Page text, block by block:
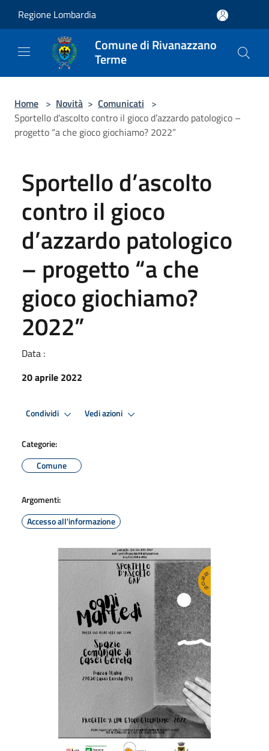
Regione Lombardia
Comune di Rivanazzano
Terme
Home > Novità > Comunicati >
Sportello d’ascolto contro il gioco d’azzardo patologico –
progetto “a che gioco giochiamo? 2022”
Sportello d’ascolto
contro il gioco
d’azzardo patologico
– progetto “a che
gioco giochiamo?
2022”
Data :
20 aprile 2022
Condividi Vedi azioni
Categorie:
Comune
Argomenti:
Accesso all'informazione